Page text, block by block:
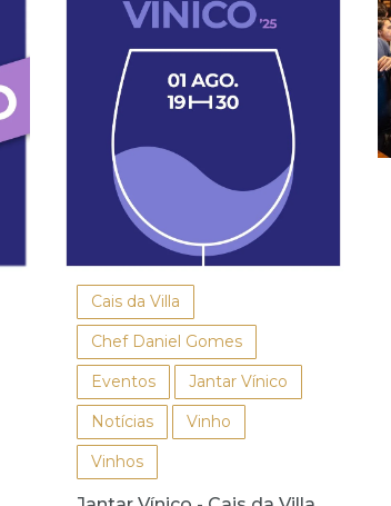
Cais da Villa
Chef Daniel Gomes
Eventos
Jantar Vínico
Notícias
Vinho
Vinhos